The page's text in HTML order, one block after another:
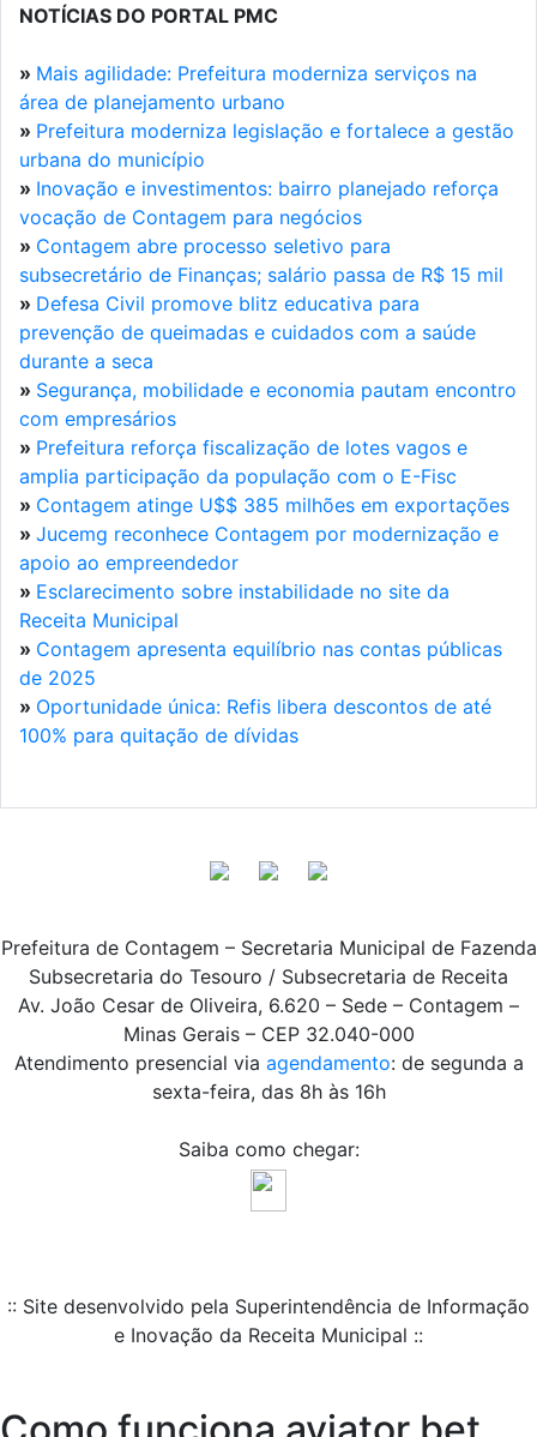
NOTÍCIAS DO PORTAL PMC
» Mais agilidade: Prefeitura moderniza serviços na
área de planejamento urbano
» Prefeitura moderniza legislação e fortalece a gestão
urbana do município
» Inovação e investimentos: bairro planejado reforça
vocação de Contagem para negócios
» Contagem abre processo seletivo para
subsecretário de Finanças; salário passa de R$ 15 mil
» Defesa Civil promove blitz educativa para
prevenção de queimadas e cuidados com a saúde
durante a seca
» Segurança, mobilidade e economia pautam encontro
com empresários
» Prefeitura reforça fiscalização de lotes vagos e
amplia participação da população com o E-Fisc
» Contagem atinge U$$ 385 milhões em exportações
» Jucemg reconhece Contagem por modernização e
apoio ao empreendedor
» Esclarecimento sobre instabilidade no site da
Receita Municipal
» Contagem apresenta equilíbrio nas contas públicas
de 2025
» Oportunidade única: Refis libera descontos de até
100% para quitação de dívidas
Prefeitura de Contagem – Secretaria Municipal de Fazenda
Subsecretaria do Tesouro / Subsecretaria de Receita
Av. João Cesar de Oliveira, 6.620 – Sede – Contagem –
Minas Gerais – CEP 32.040-000
Atendimento presencial via agendamento: de segunda a
sexta-feira, das 8h às 16h
Saiba como chegar:
:: Site desenvolvido pela Superintendência de Informação
e Inovação da Receita Municipal ::